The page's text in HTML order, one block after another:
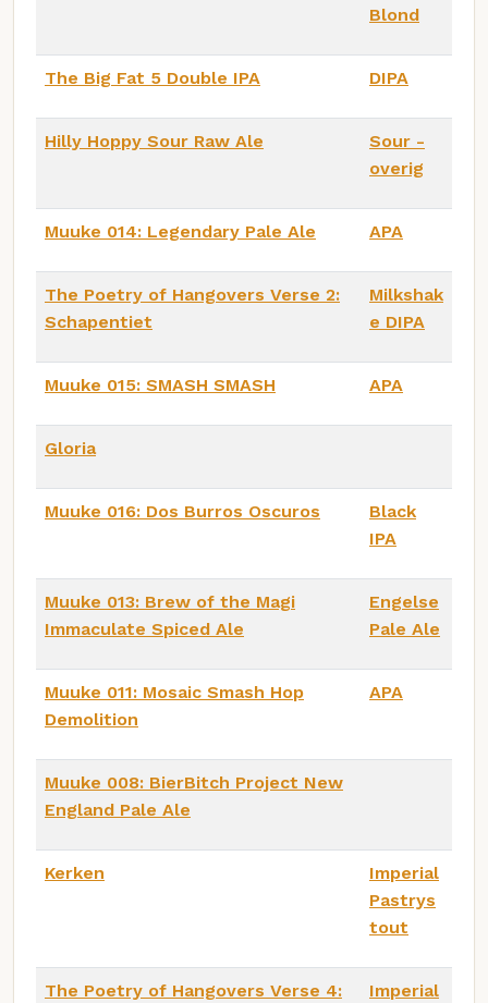
Blond
The Big Fat 5 Double IPA DIPA
Hilly Hoppy Sour Raw Ale
Sour -
overig
Muuke 014: Legendary Pale Ale APA
The Poetry of Hangovers Verse 2:
Schapentiet
Milkshak
e DIPA
Muuke 015: SMASH SMASH APA
Gloria
Muuke 016: Dos Burros Oscuros
Black
IPA
Muuke 013: Brew of the Magi
Immaculate Spiced Ale
Engelse
Pale Ale
Muuke 011: Mosaic Smash Hop
Demolition
APA
Muuke 008: BierBitch Project New
England Pale Ale
Kerken
Imperial
Pastrys
tout
The Poetry of Hangovers Verse 4:
Imperial